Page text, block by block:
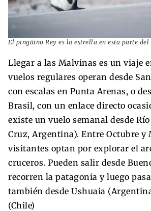
El pingüino Rey es la estrella en esta parte del
Llegar a las Malvinas es un viaje
vuelos regulares operan desde
con escalas en Punta Arenas, o
Brasil, con un enlace directo
existe un vuelo semanal desde
Cruz, Argentina). Entre Octubre y
visitantes optan por explorar el
cruceros. Pueden salir desde
recorren la patagonia y luego
también desde Ushuaia
(Chile)